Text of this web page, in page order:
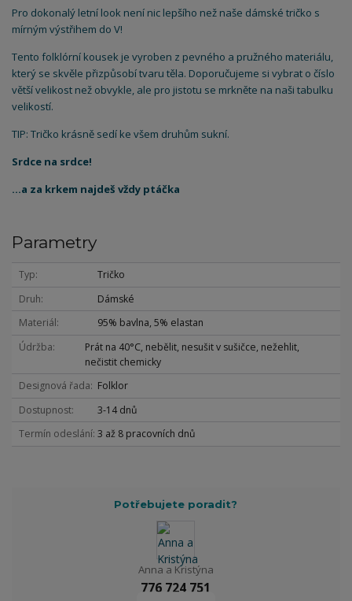
Pro dokonalý letní look není nic lepšího než naše dámské tričko s
mírným výstřihem do V!
Tento folklórní kousek je vyroben z pevného a pružného materiálu,
který se skvěle přizpůsobí tvaru těla. Doporučujeme si vybrat o číslo
větší velikost než obvykle, ale pro jistotu se mrkněte na naši tabulku
velikostí.
TIP: Tričko krásně sedí ke všem druhům sukní.
Srdce na srdce!
...a za krkem najdeš vždy ptáčka
Parametry
Typ
Tričko
Druh
Dámské
Materiál
95% bavlna, 5% elastan
Údržba
Prát na 40°C, nebělit, nesušit v sušičce, nežehlit,
nečistit chemicky
Designová řada
Folklor
Dostupnost
3-14 dnů
Termín odeslání 3 až 8 pracovních dnů
Potřebujete poradit?
Anna a Kristýna
776 724 751